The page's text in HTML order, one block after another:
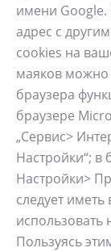
имени Google.
адрес с
cookies на
маяков можно
браузера
браузере
„Сервис>
Настройки“; в
Настройки>
следует
использовать
Пользуясь